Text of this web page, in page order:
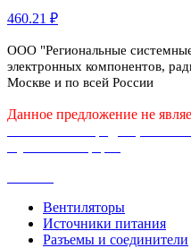
460.21 ₽
ООО "Региональные
электронных компонентов,
Москве и по всей России
Данное предложение не
Вентиляторы
Источники питания
Разъемы и соединители